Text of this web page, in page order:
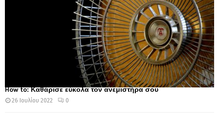
How to: Καθάρισε εύκολα τον ανεμιστήρα σου
26 Ιουλίου 2022 0